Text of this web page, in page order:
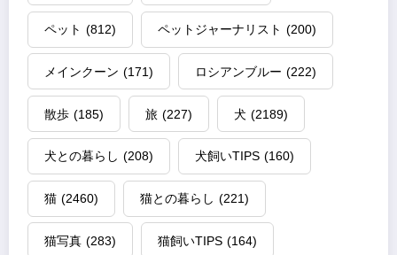
ペット (812) ペットジャーナリスト (200)
メインクーン (171) ロシアンブルー (222)
散歩 (185) 旅 (227) 犬 (2189)
犬との暮らし (208) 犬飼いTIPS (160)
猫 (2460) 猫との暮らし (221)
猫写真 (283) 猫飼いTIPS (164)